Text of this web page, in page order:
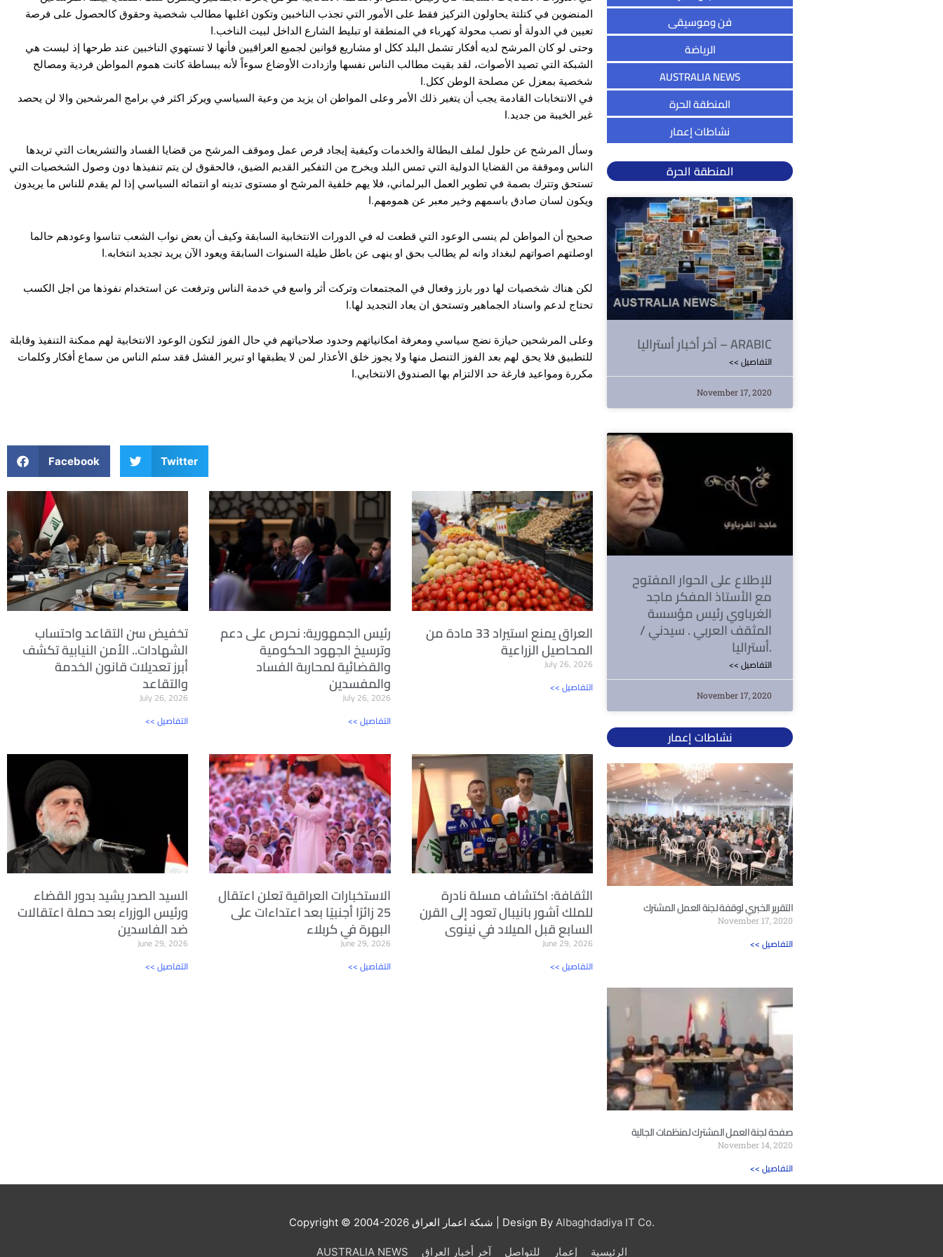
المنضوين في كتلتة يحاولون التركيز فقط على الأمور التي تجذب الناخبين وتكون اغلبها مطالب شخصية وحقوق كالحصول على فرصة
تعيين في الدولة أو نصب محولة كهرباء في المنطقة او تبليط الشارع الداخل لبيت الناخب.ا
وحتى لو كان المرشح لديه أفكار تشمل البلد ككل او مشاريع قوانين لجميع العراقيين فأنها لا تستهوي الناخبين عند طرحها إذ ليست هي
الشبكة التي تصيد الأصوات، لقد بقيت مطالب الناس نفسها وازدادت الأوضاع سوءاً لأنه ببساطة كانت هموم المواطن فردية ومصالح
شخصية بمعزل عن مصلحة الوطن ككل.ا
في الانتخابات القادمة يجب أن يتغير ذلك الأمر وعلى المواطن ان يزيد من وعية السياسي ويركز اكثر في برامج المرشحين والا لن يحصد
غير الخيبة من جديد.ا
وسأل المرشح عن حلول لملف البطالة والخدمات وكيفية إيجاد فرص عمل وموقف المرشح من قضايا الفساد والتشريعات التي تريدها
الناس وموقفة من القضايا الدولية التي تمس البلد ويخرج من التفكير القديم الضيق، فالحقوق لن يتم تنفيذها دون وصول الشخصيات التي
تستحق وتترك بصمة في تطوير العمل البرلماني، فلا يهم خلفية المرشح او مستوى تدينه او انتمائه السياسي إذا لم يقدم للناس ما يريدون
ويكون لسان صادق باسمهم وخير معبر عن همومهم.ا
صحيح أن المواطن لم ينسى الوعود التي قطعت له في الدورات الانتخابية السابقة وكيف أن بعض نواب الشعب تناسوا وعودهم حالما
اوصلتهم اصواتهم لبغداد وانه لم يطالب بحق او ينهى عن باطل طيلة السنوات السابقة ويعود الآن يريد تجديد انتخابه.ا
لكن هناك شخصيات لها دور بارز وفعال في المجتمعات وتركت أثر واسع في خدمة الناس وترفعت عن استخدام نفوذها من اجل الكسب
تحتاج لدعم واسناد الجماهير وتستحق ان يعاد التجديد لها.ا
وعلى المرشحين حيازة نضج سياسي ومعرفة امكانياتهم وحدود صلاحياتهم في حال الفوز لتكون الوعود الانتخابية لهم ممكنة التنفيذ وقابلة
للتطبيق فلا يحق لهم بعد الفوز التنصل منها ولا يجوز خلق الأعذار لمن لا يطبقها او تبرير الفشل فقد سئم الناس من سماع أفكار وكلمات
مكررة ومواعيد فارغة حد الالتزام بها الصندوق الانتخابي.ا
Facebook Twitter
تخفيض سن التقاعد واحتساب
الشهادات.. الأمن النيابية تكشف
أبرز تعديلات قانون الخدمة
والتقاعد
July 26, 2026
<< التفاصيل
رئيس الجمهورية: نحرص على دعم
وترسيخ الجهود الحكومية
والقضائية لمحاربة الفساد
والمفسدين
July 26, 2026
<< التفاصيل
العراق يمنع استيراد 33 مادة من
المحاصيل الزراعية
July 26, 2026
<< التفاصيل
السيد الصدر يشيد بدور القضاء
ورئيس الوزراء بعد حملة اعتقالات
ضد الفاسدين
June 29, 2026
<< التفاصيل
الاستخبارات العراقية تعلن اعتقال
25 زائرًا أجنبيًا بعد اعتداءات على
البهرة في كربلاء
June 29, 2026
<< التفاصيل
الثقافة: اكتشاف مسلة نادرة
للملك آشور بانيبال تعود إلى القرن
السابع قبل الميلاد في نينوى
June 29, 2026
<< التفاصيل
فن وموسيقى
الرياضة
AUSTRALIA NEWS
المنطقة الحرة
نشاطات إعمار
المنطقة الحرة
آخر أخبار أستراليا – ARABIC
<< التفاصيل
November 17, 2020
للإطلاع على الحوار المفتوح
مع الأستاذ المفكر ماجد
الغرباوي رئيس مؤسسة
المثقف العربي . سيدني /
أستراليا.
<< التفاصيل
November 17, 2020
نشاطات إعمار
التقرير الخبري لوقفة لجنة العمل المشترك
November 17, 2020
<< التفاصيل
صفحة لجنة العمل المشترك لمنظمات الجالية
November 14, 2020
<< التفاصيل
Copyright © 2004-2026 شبكة اعمار العراق | Design By Albaghdadiya IT Co.
AUSTRALIA NEWS آخر أخبار العراق للتواصل إعمار الرئيسية